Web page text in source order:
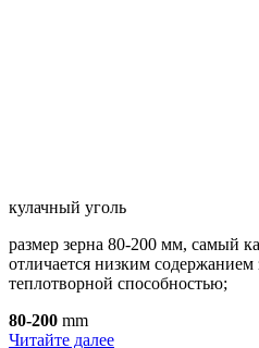
кулачный уголь
размер зерна 80-200 мм, самый
отличается низким
теплотворной способностью;
80-200 mm
Читайте далее